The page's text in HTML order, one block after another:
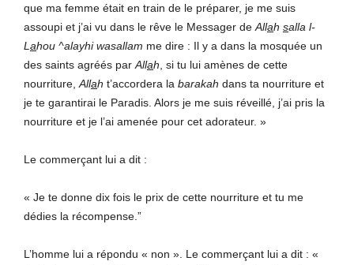
que ma femme était en train de le préparer, je me suis
assoupi et j’ai vu dans le rêve le Messager de Allah salla l-
L ahou ^alayhi wasallam me dire : Il y a dans la mosquée un
des saints agréés par Allah , si tu lui amènes de cette
nourriture, Allah t’accordera la barakah dans ta nourriture et
je te garantirai le Paradis. Alors je me suis réveillé, j’ai pris la
nourriture et je l’ai amenée pour cet adorateur. »
Le commerçant lui a dit :
« Je te donne dix fois le prix de cette nourriture et tu me
dédies la récompense.”
L’homme lui a répondu « non ». Le commerçant lui a dit : «